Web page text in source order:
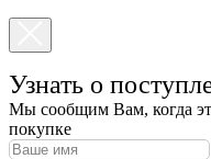
Узнать о
Мы сообщим Вам, когда
покупке